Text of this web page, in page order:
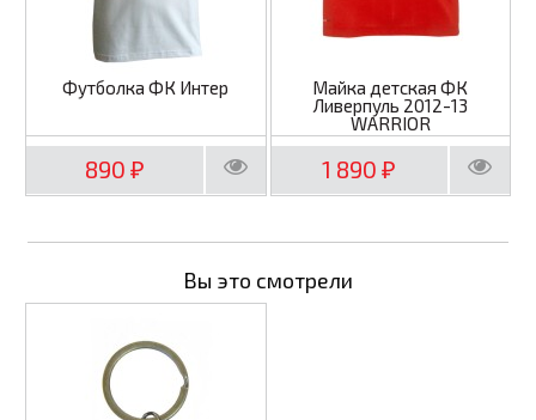
Футболка ФК Интер
890 ₽
Майка детская ФК
Ливерпуль 2012-13
WARRIOR
1 890₽
Вы это смотрели